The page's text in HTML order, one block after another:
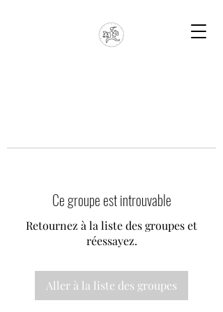
Ce groupe est introuvable
Retournez à la liste des groupes et
réessayez.
Aller à la liste des groupes